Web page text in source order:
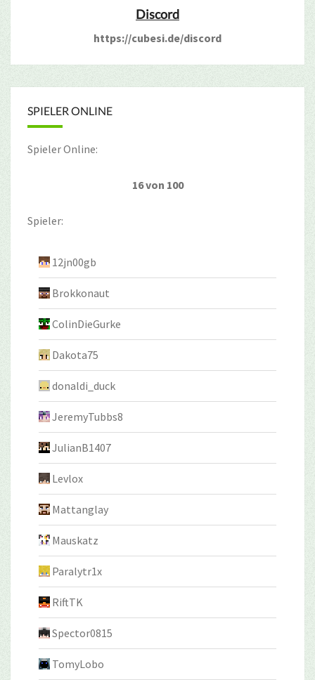
Discord
https://cubesi.de/discord
SPIELER ONLINE
Spieler Online:
16 von 100
Spieler:
12jn00gb
Brokkonaut
ColinDieGurke
Dakota75
donaldi_duck
JeremyTubbs8
JulianB1407
Levlox
Mattanglay
Mauskatz
Paralytr1x
RiftTK
Spector0815
TomyLobo